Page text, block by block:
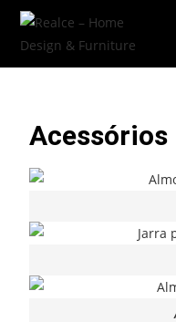
Acessórios